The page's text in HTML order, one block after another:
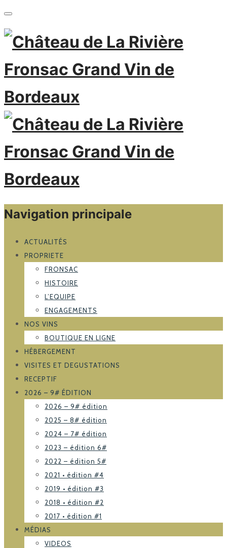
Navigation principale
ACTUALITÉS
PROPRIETE
FRONSAC
HISTOIRE
L’EQUIPE
ENGAGEMENTS
NOS VINS
BOUTIQUE EN LIGNE
HÉBERGEMENT
VISITES ET DEGUSTATIONS
RECEPTIF
2026 – 9# ÉDITION
2026 – 9# édition
2025 – 8# édition
2024 – 7# édition
2023 – édition 6#
2022 – édition 5#
2021 • édition #4
2019 • édition #3
2018 • édition #2
2017 • édition #1
MÉDIAS
VIDEOS